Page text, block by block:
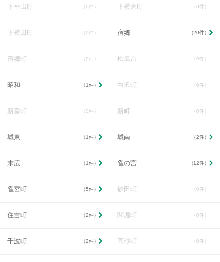
下平出町 （0件） 下横倉町 （0件）
下横田町 （0件） 宿郷 （20件）
宿郷町 （0件） 松風台 （0件）
昭和 （1件） 白沢町 （0件）
新富町 （0件） 新町 （0件）
城東 （1件） 城南 （2件）
末広 （1件） 雀の宮 （12件）
雀宮町 （5件） 砂田町 （0件）
住吉町 （2件） 関堀町 （0件）
千波町 （2件） 高砂町 （0件）